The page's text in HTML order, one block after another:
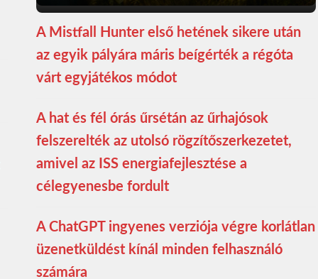
A Mistfall Hunter első hetének sikere után
az egyik pályára máris beígérték a régóta
várt egyjátékos módot
A hat és fél órás űrsétán az űrhajósok
felszerelték az utolsó rögzítőszerkezetet,
amivel az ISS energiafejlesztése a
célegyenesbe fordult
A ChatGPT ingyenes verziója végre korlátlan
üzenetküldést kínál minden felhasználó
számára